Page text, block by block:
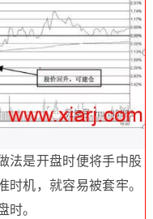
法是开盘时便将手中股
时机，就容易被套牢。
时。